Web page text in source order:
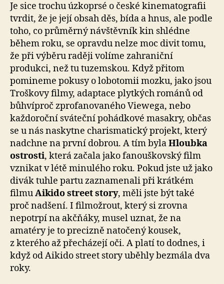
Je sice trochu úzkoprsé o české kinematografii
tvrdit, že je její obsah děs, bída a hnus, ale podle
toho, co průměrný návštěvník kin shlédne
během roku, se opravdu nelze moc divit tomu,
že při výběru raději volíme zahraniční
produkci, než tu tuzemskou. Když přitom
pomineme pokusy o lobotomii mozku, jako jsou
Troškovy filmy, adaptace plytkých románů od
bůhvíproč zprofanovaného Viewega, nebo
každoroční sváteční pohádkové masakry, občas
se u nás naskytne charismatický projekt, který
nadchne na první dobrou. A tím bylaHloubka
ostrosti, která začala jako fanouškovský film
vznikat v létě minulého roku. Pokud jste už jako
divák tuhle partu zaznamenali při krátkém
filmuAikido street story, měli jste být také
proč nadšení. I filmožrout, který si zrovna
nepotrpí na akčňáky, musel uznat, že na
amatéry je to precizně natočený kousek,
z kterého až přecházejí oči. A platí to dodnes, i
když od Aikido street story uběhly bezmála dva
roky.